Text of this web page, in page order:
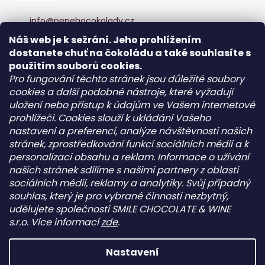
Náš web je k sežrání. Jeho prohlížením
dostanete chuť na čokoládu a také souhlasíte s
použitím souborů cookies.
Pro fungování těchto stránek jsou důležité soubory
cookies a další podobné nástroje, které vyžadují
uložení nebo přístup k údajům ve Vašem internetové
prohlížeči. Cookies slouží k ukládání Vašeho
nastavení a preferencí, analýze návštěvnosti našich
stránek, zprostředkování funkcí sociálních médií a k
personalizaci obsahu a reklam. Informace o užívání
našich stránek sdílíme s našimi partnery z oblasti
sociálních médií, reklamy a analytiky. Svůj případný
souhlas, který je pro vybrané činnosti nezbytný,
udělujete společnosti SMILE CHOCOLATE & WINE
s.r.o. Více informacízde.
Nastavení
info@pepehocokolady.cz
+420702085600
+420702085600
Pepeho čokolády
pepehocokolady.cz
Informace pro vás
Kontakt
Obchodní podmínky
Podmínky ochrany osobních údajů - GDPR
Facebook